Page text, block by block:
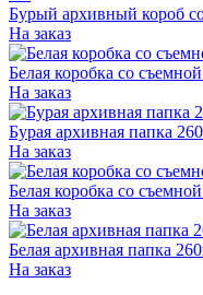
Бурый архивный короб
На заказ
Белая коробка со
На заказ
Бурая архивная папка
На заказ
Белая коробка со
На заказ
Белая архивная папка
На заказ